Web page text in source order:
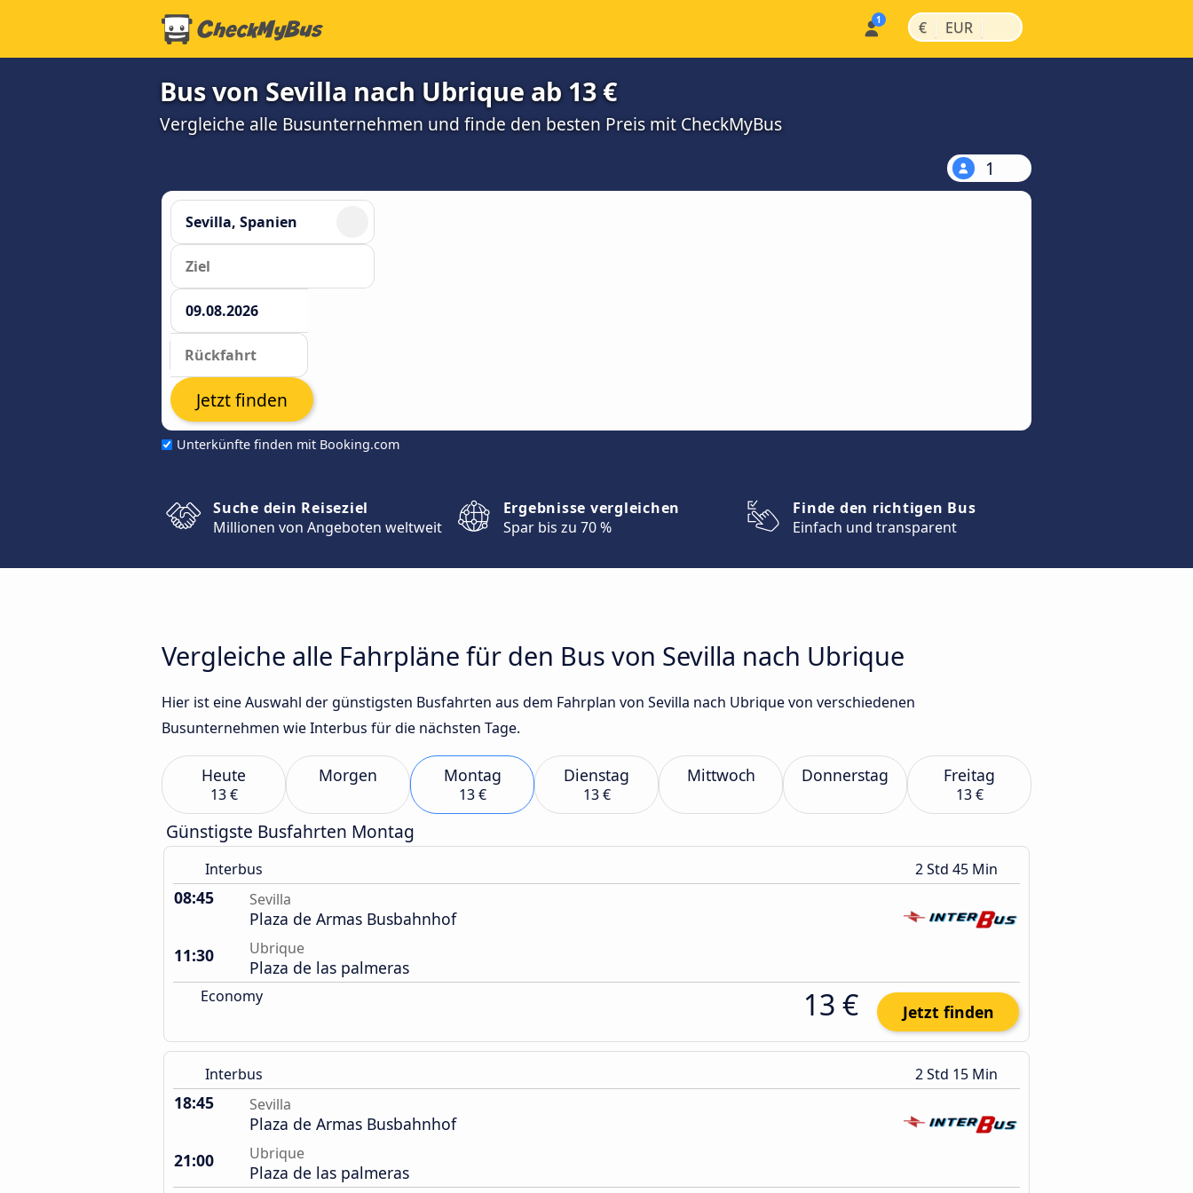
€ | EUR |
Bus von Sevilla nach Ubrique ab 13 €
Vergleiche alle Busunternehmen und finde den besten Preis mit CheckMyBus
1
Unterkünfte finden mit Booking.com
Jetzt finden
Suche dein Reiseziel
Millionen von Angeboten weltweit
Ergebnisse vergleichen
Spar bis zu 70 %
Finde den richtigen Bus
Einfach und transparent
Vergleiche alle Fahrpläne für den Bus von Sevilla nach Ubrique
Hier ist eine Auswahl der günstigsten Busfahrten aus dem Fahrplan von Sevilla nach Ubrique von verschiedenen
Busunternehmen wie Interbus für die nächsten Tage.
Heute
13 €
Morgen Montag
13 €
Dienstag
13 €
Mittwoch Donnerstag Freitag
13 €
Günstigste Busfahrten Montag
Interbus 2 Std 45 Min
08:45 Sevilla
Plaza de Armas Busbahnhof
11:30
Ubrique
Plaza de las palmeras
Economy 13 € Jetzt finden
Interbus 2 Std 15 Min
18:45 Sevilla
Plaza de Armas Busbahnhof
21:00
Ubrique
Plaza de las palmeras